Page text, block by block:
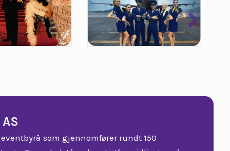
Fra enkelstående artistformidling, små